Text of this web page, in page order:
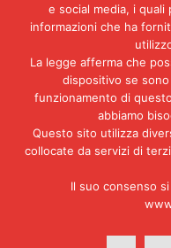
Lo scandalo
perfettamente
L’Unione
la prima
il suo pugno
trattative tra
compagnie nel
contributo
di trasporto
chiusura del
causato. Il
cambio, si
e social media, i
informazioni che ha
La legge afferma che
dispositivo se
funzionamento di
abbiamo
Questo sito utilizza
collocate da servizi di
Il suo consenso